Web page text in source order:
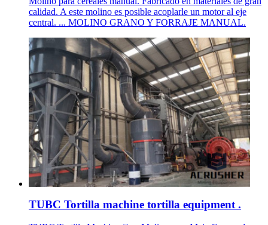
calidad. A este molino es posible acoplarle un motor al eje
central. ... MOLINO GRANO Y FORRAJE MANUAL.
TUBC Tortilla machine tortilla equipment .